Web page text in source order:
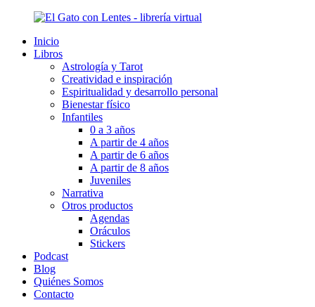
contenido
Inicio
Libros
Astrología y Tarot
Creatividad e inspiración
Espiritualidad y desarrollo personal
Bienestar físico
Infantiles
0 a 3 años
A partir de 4 años
A partir de 6 años
A partir de 8 años
Juveniles
Narrativa
Otros productos
Agendas
Oráculos
Stickers
Podcast
Blog
Quiénes Somos
Contacto